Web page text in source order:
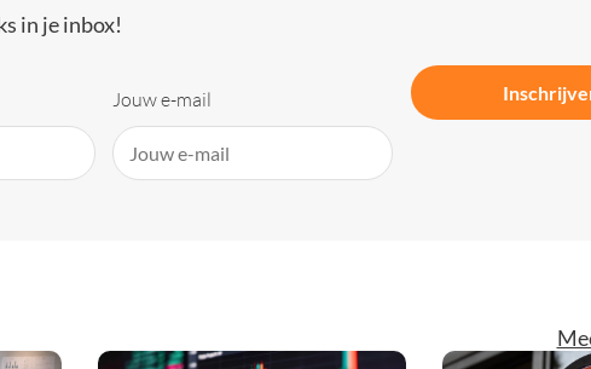
in je inbox!
Jouw e-mail